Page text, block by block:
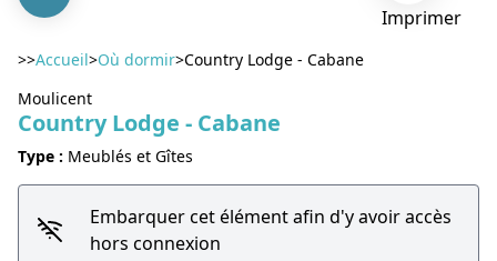
Imprimer
>>Accueil>Où dormir>Country Lodge - Cabane
Moulicent
Country Lodge - Cabane
Type : Meublés et Gîtes
Embarquer cet élément afin d'y avoir accès
hors connexion